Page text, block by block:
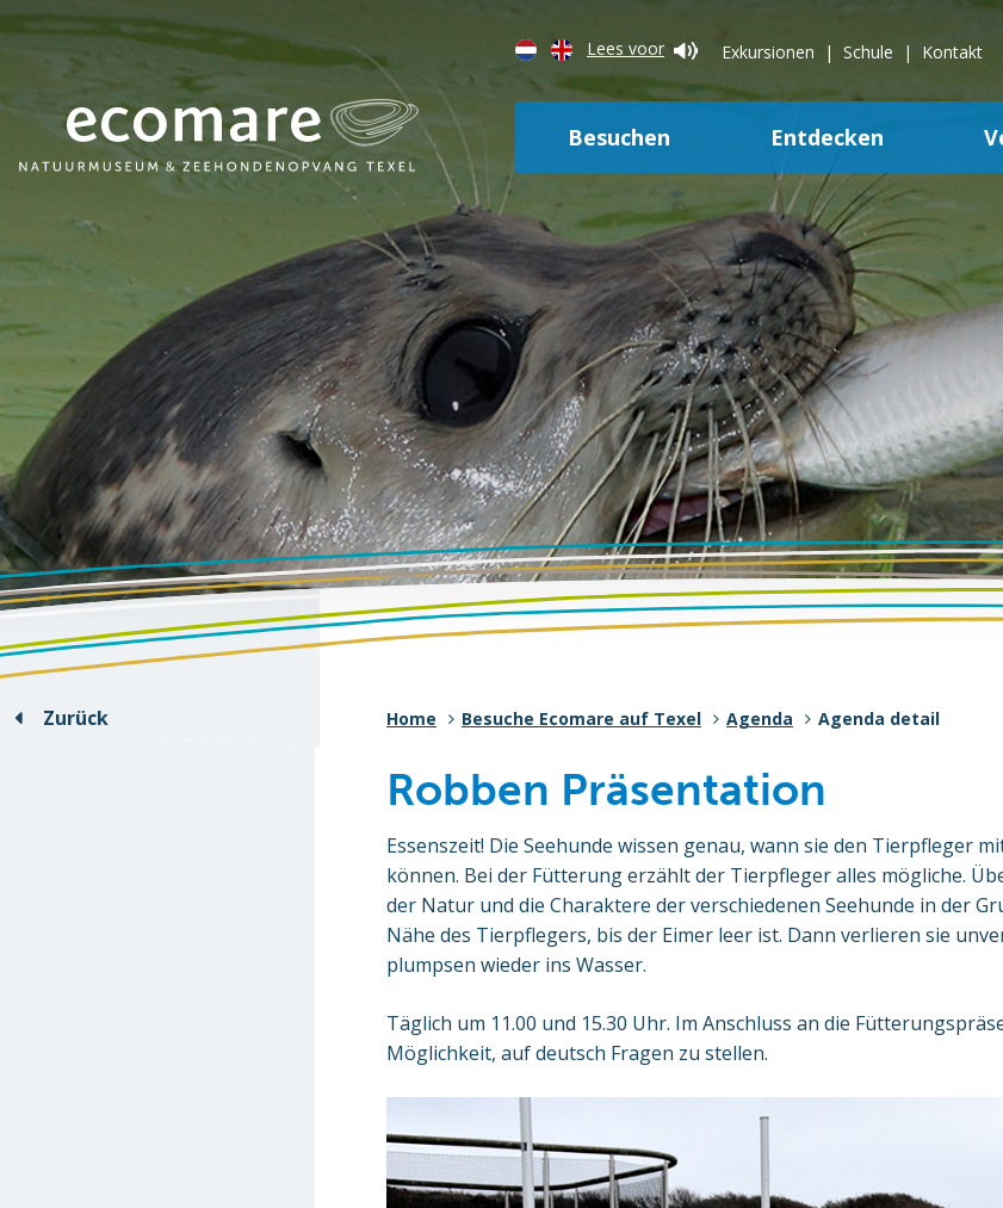
Lees voor Exkursionen Schule Kontakt
Besuchen Entdecken
Zurück Home Besuche Ecomare auf Texel Agenda Agenda detail
Robben Präsentation
Essenszeit! Die Seehunde wissen genau, wann sie den Tierpfleger
können. Bei der Fütterung erzählt der Tierpfleger alles mögliche.
der Natur und die Charaktere der verschiedenen Seehunde in der
Nähe des Tierpflegers, bis der Eimer leer ist. Dann verlieren sie
plumpsen wieder ins Wasser.
Täglich um 11.00 und 15.30 Uhr. Im Anschluss an die
Möglichkeit, auf deutsch Fragen zu stellen.